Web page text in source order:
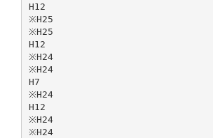
H12
※H25
※H25
H12
※H24
※H24
H7
※H24
H12
※H24
※H24